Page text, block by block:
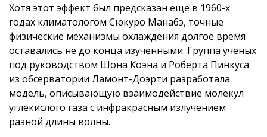
Хотя этот эффект был предсказан еще в 1960-х
годах климатологом Сюкуро Манабэ, точные
физические механизмы охлаждения долгое время
оставались не до конца изученными. Группа ученых
под руководством Шона Коэна и Роберта Пинкуса
из обсерватории Ламонт-Доэрти разработала
модель, описывающую взаимодействие молекул
углекислого газа с инфракрасным излучением
разной длины волны.